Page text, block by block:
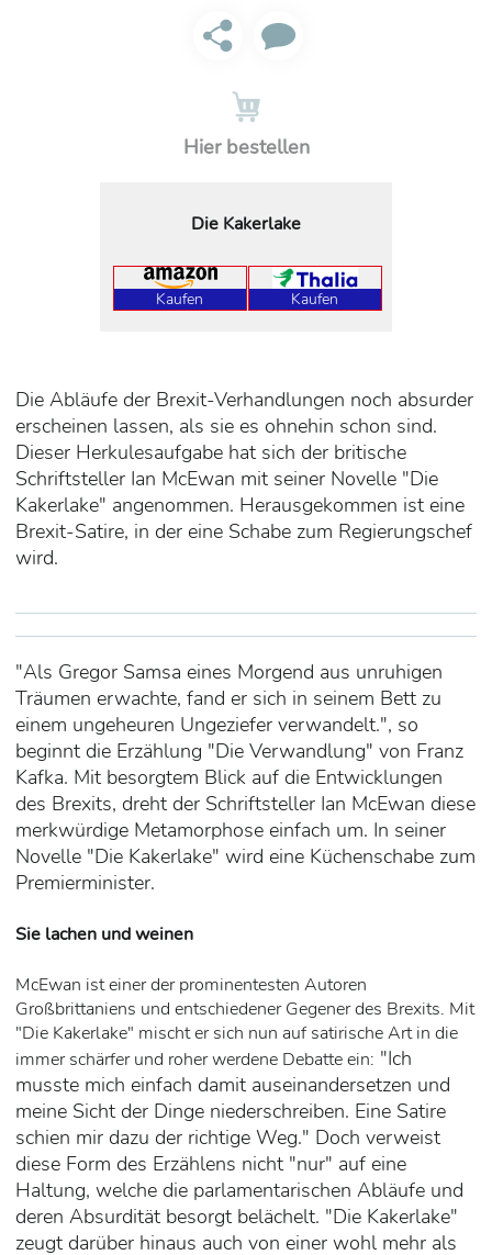
Hier bestellen
Die Kakerlake
Kaufen Kaufen
Die Abläufe der Brexit-Verhandlungen noch absurder
erscheinen lassen, als sie es ohnehin schon sind.
Dieser Herkulesaufgabe hat sich der britische
Schriftsteller Ian McEwan mit seiner Novelle "Die
Kakerlake" angenommen. Herausgekommen ist eine
Brexit-Satire, in der eine Schabe zum Regierungschef
wird.
"Als Gregor Samsa eines Morgend aus unruhigen
Träumen erwachte, fand er sich in seinem Bett zu
einem ungeheuren Ungeziefer verwandelt.", so
beginnt die Erzählung "Die Verwandlung" von Franz
Kafka. Mit besorgtem Blick auf die Entwicklungen
des Brexits, dreht der Schriftsteller Ian McEwan diese
merkwürdige Metamorphose einfach um. In seiner
Novelle "Die Kakerlake" wird eine Küchenschabe zum
Premierminister.
Sie lachen und weinen
McEwan ist einer der prominentesten Autoren
Großbrittaniens und entschiedener Gegener des Brexits. Mit
"Die Kakerlake" mischt er sich nun auf satirische Art in die
immer schärfer und roher werdene Debatte ein: "Ich
musste mich einfach damit auseinandersetzen und
meine Sicht der Dinge niederschreiben. Eine Satire
schien mir dazu der richtige Weg." Doch verweist
diese Form des Erzählens nicht "nur" auf eine
Haltung, welche die parlamentarischen Abläufe und
deren Absurdität besorgt belächelt. "Die Kakerlake"
zeugt darüber hinaus auch von einer wohl mehr als